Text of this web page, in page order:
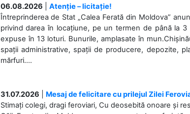
06.08.2026
Atenție – licitație!
Întreprinderea de Stat „Calea Ferată din Moldova”
privind darea în locațiune, pe un termen de până la
expuse în 13 loturi. Bunurile, amplasate în
spații administrative, spații de producere, depozite,
mărfuri....
31.07.2026
Mesaj de felicitare cu prilejul Zilei
Stimați colegi, dragi feroviari, Cu deosebită onoare și